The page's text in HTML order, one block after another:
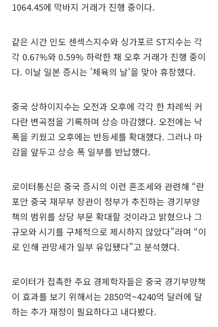
1064.45에 막바지 거래가 진행 중이다.
같은 시간 인도 센섹스지수와 싱가포르 ST지수는 각
각 0.67%와 0.59% 하락한 채 오후 거래가 진행 중이
다. 이날 일본 증시는 '체육의 날'을 맞아 휴장했다.
중국 상하이지수는 오전과 오후에 각각 한 차례씩 커
다란 변곡점을 기록하며 상승 마감했다. 오전에는 낙
폭을 키웠고 오후에는 반등세를 확대했다. 그러나 마
감을 앞두고 상승 폭 일부를 반납했다.
로이터통신은 중국 증시의 이런 혼조세와 관련해 “란
포안 중국 재무부 장관이 정부가 추진하는 경기부양
책의 범위를 상당 부문 확대할 것이라고 밝혔으나 그
규모와 시기를 구체적으로 제시하지 않았다”라며 “이
로 인해 관망세가 일부 유입됐다”고 분석했다.
로이터가 접촉한 주요 경제학자들은 중국 경기부양책
이 효과를 보기 위해서는 2850억~4240억 달러에 달
하는 추가 재정이 필요하다고 내다봤다.